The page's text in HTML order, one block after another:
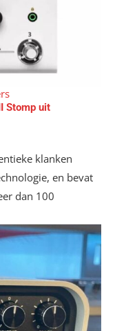
Stomp uit
klanken
en bevat
dan 100